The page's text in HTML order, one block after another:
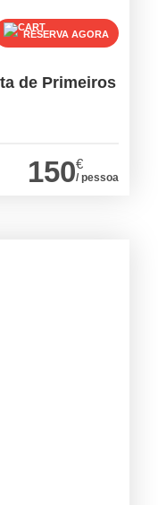
RESERVA AGORA
de Primeiros
150€
/ pessoa